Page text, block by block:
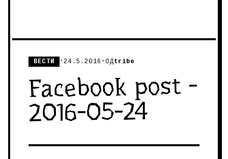
ВЕСТИ •24.5.2016 •ОДtribe
Facebook post -
2016-05-24